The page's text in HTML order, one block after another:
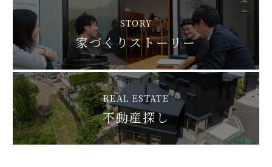
STORY
家づくりストーリー
REAL ESTATE
不動産探し